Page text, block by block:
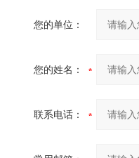
您的单位：
您的姓名：
联系电话：